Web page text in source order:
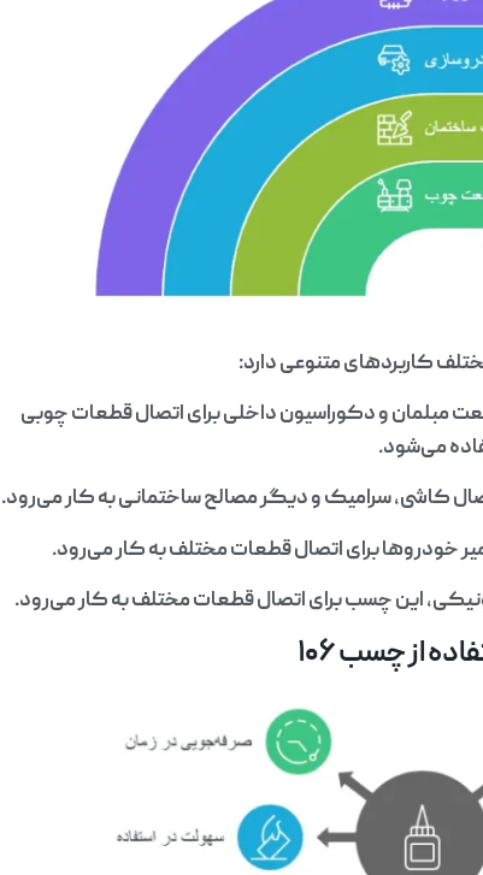
و دکوراسیون داخلی برای اتصال قطعات چوبی
می‌شود.
کاشی، سرامیک و دیگر مصالح ساختمانی به کار می‌رود.
خودروها برای اتصال قطعات مختلف به کار می‌رود.
این چسب برای اتصال قطعات مختلف به کار می‌رود.
از چسب ۱۰۶